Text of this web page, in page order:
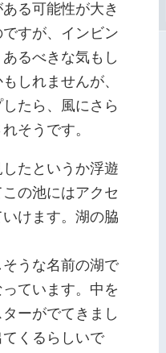
る可能性が大き
すが、インビン
るべきな気もし
しれませんが、
たら、風にさら
そうです。
たというか浮遊
の池にはアクセ
けます。湖の脇
うな名前の湖で
ています。中を
ーがでてきまし
くるらしいで